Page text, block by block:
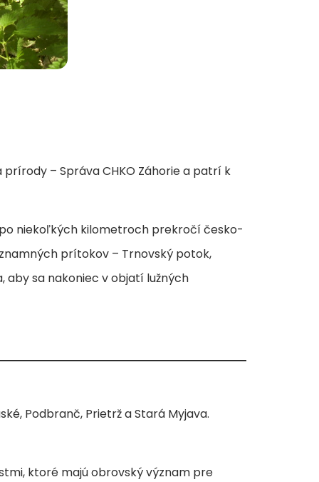
– Správa CHKO Záhorie a patrí k
niekoľkých kilometroch prekročí česko-
prítokov – Trnovský potok,
aby sa nakoniec v objatí lužných
Podbranč, Prietrž a Stará Myjava.
ktoré majú obrovský význam pre